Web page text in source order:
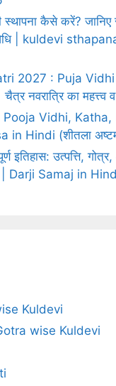
कैसे करें? जानिए
| kuldevi
2027 : Puja Vidhi
नवरात्रि का महत्त्व व
Vidhi, Katha,
in Hindi (शीतला
इतिहास: उत्पत्ति,
| Darji Samaj in
Kuldevi
wise Kuldevi